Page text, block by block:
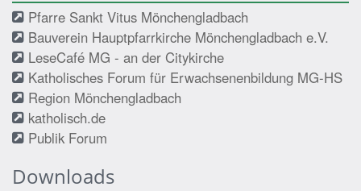
Pfarre Sankt Vitus Mönchengladbach
Bauverein Hauptpfarrkirche Mönchengladbach e.V.
LeseCafé MG - an der Citykirche
Katholisches Forum für Erwachsenenbildung MG-HS
Region Mönchengladbach
katholisch.de
Publik Forum
Downloads